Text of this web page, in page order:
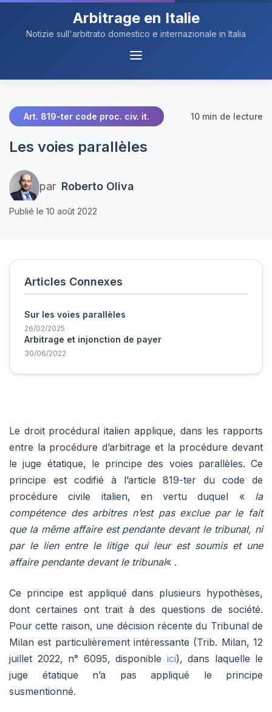
Arbitrage en Italie
Notizie sull'arbitrato domestico e internazionale in Italia
Navigation
Art. 819-ter code proc. civ. it. 10 min de lecture
Les voies parallèles
par Roberto Oliva
Publié le 10 août 2022
Le droit procédural italien applique, dans les rapports
entre la procédure d’arbitrage et la procédure devant
le juge étatique, le principe des voies parallèles. Ce
principe est codifié à l’article 819-ter du code de
procédure civile italien, en vertu duquel « la
compétence des arbitres n’est pas exclue par le fait
que la même affaire est pendante devant le tribunal, ni
par le lien entre le litige qui leur est soumis et une
affaire pendante devant le tribunal« .
Ce principe est appliqué dans plusieurs hypothèses,
dont certaines ont trait à des questions de société.
Pour cette raison, une décision récente du Tribunal de
Milan est particulièrement intéressante (Trib. Milan, 12
juillet 2022, n° 6095, disponible ici), dans laquelle le
juge étatique n’a pas appliqué le principe
susmentionné.
Articles Connexes
Sur les voies parallèles
26/02/2025
Arbitrage et injonction de payer
30/06/2022